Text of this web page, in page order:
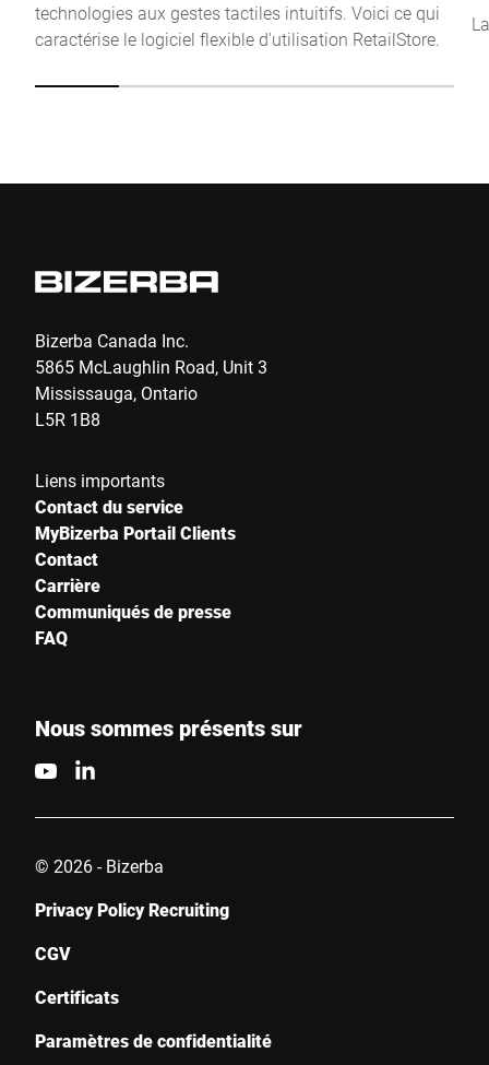
Anti-Robot Verification
FriendlyCaptcha ⇗
Envoyer
technologies aux gestes tactiles intuitifs. Voici ce qui
caractérise le logiciel flexible d'utilisation RetailStore.
Bizerba Canada Inc.
5865 McLaughlin Road, Unit 3
Mississauga, Ontario
L5R 1B8
Liens importants
Contact du service
MyBizerba Portail Clients
Contact
Carrière
Communiqués de presse
FAQ
Nous sommes présents sur
© 2026 - Bizerba
Privacy Policy Recruiting
CGV
Certificats
Paramètres de confidentialité